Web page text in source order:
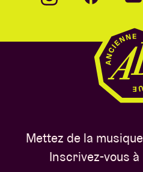
Mettez de la
Inscrivez-vous